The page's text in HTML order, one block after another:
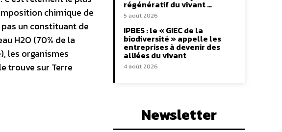
chimique de
pas un constituant de
H2O (70% de la
les organismes
trouve sur Terre
régénératif du vivant …
5 août 2026
IPBES : le « GIEC de la
biodiversité » appelle les
entreprises à devenir des
alliées du vivant
4 août 2026
Newsletter